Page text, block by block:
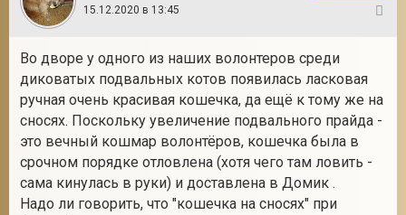
15.12.2020 в 13:45
Во дворе у одного из наших волонтеров среди
диковатых подвальных котов появилась ласковая
ручная очень красивая кошечка, да ещё к тому же на
сносях. Поскольку увеличение подвального прайда -
это вечный кошмар волонтёров, кошечка была в
срочном порядке отловлена (хотя чего там ловить -
сама кинулась в руки) и доставлена в Домик .
Надо ли говорить, что "кошечка на сносях" при